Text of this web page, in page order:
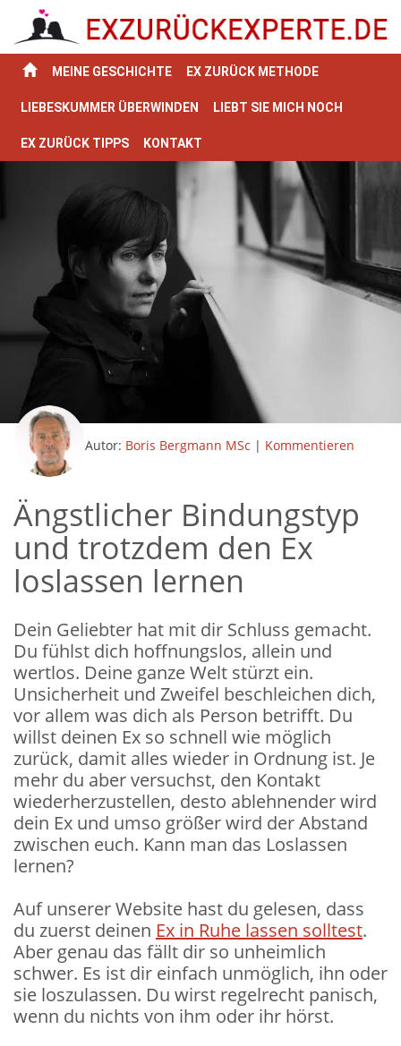
MEINE GESCHICHTE EX ZURÜCK METHODE
LIEBESKUMMER ÜBERWINDEN LIEBT SIE MICH NOCH
EX ZURÜCK TIPPS KONTAKT
Autor: Boris Bergmann MSc | Kommentieren
Ängstlicher Bindungstyp
und trotzdem den Ex
loslassen lernen
Dein Geliebter hat mit dir Schluss gemacht.
Du fühlst dich hoffnungslos, allein und
wertlos. Deine ganze Welt stürzt ein.
Unsicherheit und Zweifel beschleichen dich,
vor allem was dich als Person betrifft. Du
willst deinen Ex so schnell wie möglich
zurück, damit alles wieder in Ordnung ist. Je
mehr du aber versuchst, den Kontakt
wiederherzustellen, desto ablehnender wird
dein Ex und umso größer wird der Abstand
zwischen euch. Kann man das Loslassen
lernen?
Auf unserer Website hast du gelesen, dass
du zuerst deinen Ex in Ruhe lassen solltest.
Aber genau das fällt dir so unheimlich
schwer. Es ist dir einfach unmöglich, ihn oder
sie loszulassen. Du wirst regelrecht panisch,
wenn du nichts von ihm oder ihr hörst.